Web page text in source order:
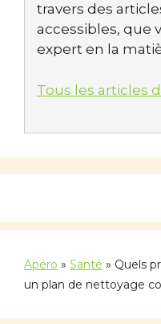
travers des
accessibles, que
expert en la
Tous les articles
Apéro » Santé » Quels
un plan de nettoyage